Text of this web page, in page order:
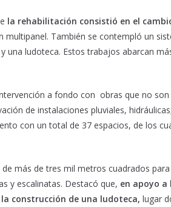
la rehabilitación consistió en el
multipanel. También se contempló un
una ludoteca. Estos trabajos abarcan
a fondo con obras que no
de instalaciones pluviales,
con un total de 37 espacios, de los
más de tres mil metros cuadrados
y escalinatas. Destacó que, en apoyo
construcción de una ludoteca, lugar